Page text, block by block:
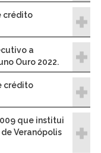
crédito
a
Ouro 2022.
crédito
que institui
Veranópolis